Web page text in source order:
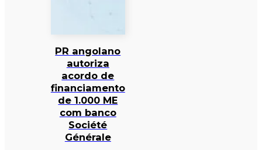
PR angolano
autoriza
acordo de
financiamento
de 1.000 ME
com banco
Société
Générale